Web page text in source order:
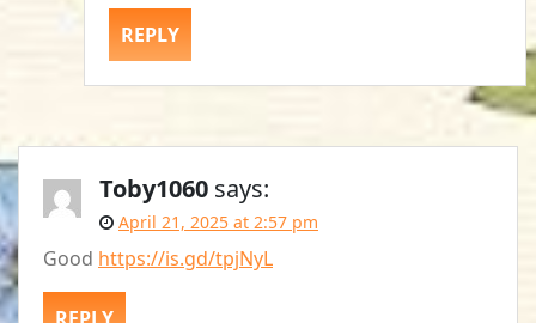
REPLY
Toby1060 says:
April 21, 2025 at 2:57 pm
Good https://is.gd/tpjNyL